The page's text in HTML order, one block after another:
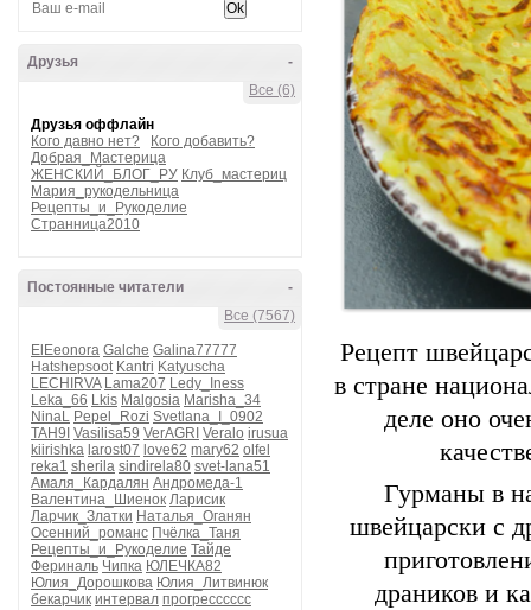
-
Друзья
Все (6)
Друзья оффлайн
Кого давно нет?
Кого добавить?
Добрая_Мастерица
ЖЕНСКИЙ_БЛОГ_РУ Клуб_мастериц
Мария_рукодельница
Рецепты_и_Рукоделие
Странница2010
-
Постоянные читатели
Все (7567)
ElEeonora Galche Galina77777
Hatshepsoot Kantri Katyuscha
LECHIRVA Lama207 Ledy_Iness
Leka_66 Lkis Malgosia Marisha_34
NinaL Pepel_Rozi Svetlana_I_0902
TAH9I Vasilisa59 VerAGRI Veralo irusua
kiirishka larost07 love62 mary62 olfel
reka1 sherila sindirela80 svet-lana51
Амаля_Кардалян Андромеда-1
Валентина_Шиенок Ларисик
Ларчик_Златки Наталья_Оганян
Осенний_романс Пчёлка_Таня
Рецепты_и_Рукоделие Тайде
Фериналь Чипка ЮЛЕЧКА82
Юлия_Дорошкова Юлия_Литвинюк
бекарчик интервал прогресссссс
Рецепт
в стране
деле оно
Гурманы в
швейцарски с
драников и